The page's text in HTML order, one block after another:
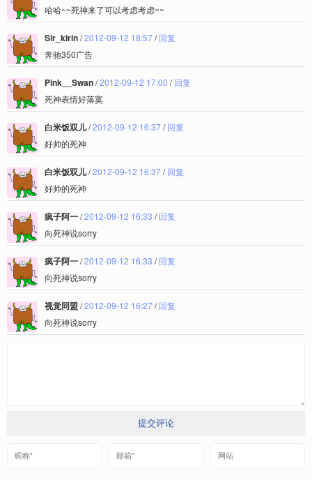
哈哈~~死神来了可以考虑考虑~~
Sir_kirin/2012-09-12 18:57/回复
奔驰350广告
Pink__Swan/2012-09-12 17:00 /回复
死神表情好落寞
白米饭双儿/2012-09-12 16:37/回复
好帅的死神
白米饭双儿/2012-09-12 16:37/回复
好帅的死神
疯子阿一/2012-09-12 16:33 /回复
向死神说sorry
疯子阿一/2012-09-12 16:33 /回复
向死神说sorry
视觉同盟 /2012-09-12 16:27/回复
向死神说sorry
提交评论